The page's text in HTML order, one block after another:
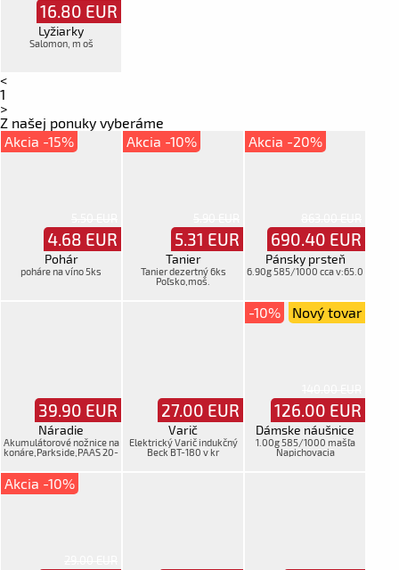
16.80 EUR
Lyžiarky
Salomon, m oš
<
1
>
Z našej ponuky vyberáme
Akcia -15%
4.68 EUR
Pohár
poháre na víno 5ks
Akcia -10%
5.31 EUR
Tanier
Tanier dezertný 6ks
Poľsko,moš.
Akcia -20%
690.40 EUR
Pánsky prsteň
6.90g 585/1000 cca v:65.0
39.90 EUR
Náradie
Akumulátorové nožnice na
konáre,Parkside,PAAS 20-
27.00 EUR
Varič
Elektrický Varič indukčný
Beck BT-180 v kr
-10%
126.00 EUR
Nový tovar
Dámske náušnice
1.00g 585/1000 mašľa
Napichovacia
Akcia -10%